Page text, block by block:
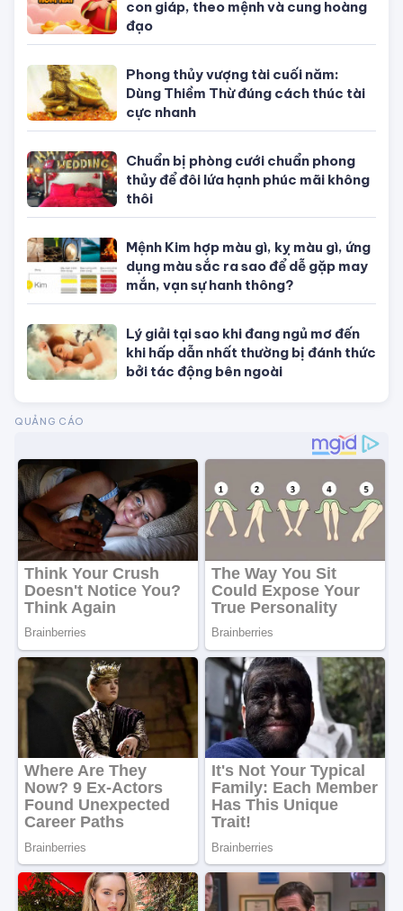
con giáp, theo mệnh và cung hoàng
đạo
Phong thủy vượng tài cuối năm:
Dùng Thiềm Thừ đúng cách thúc tài
cực nhanh
Chuẩn bị phòng cưới chuẩn phong
thủy để đôi lứa hạnh phúc mãi không
thôi
Mệnh Kim hợp màu gì, kỵ màu gì, ứng
dụng màu sắc ra sao để dễ gặp may
mắn, vạn sự hanh thông?
Lý giải tại sao khi đang ngủ mơ đến
khi hấp dẫn nhất thường bị đánh thức
bởi tác động bên ngoài